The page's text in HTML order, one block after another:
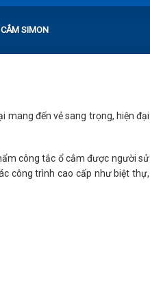
SIMON
mang đến vẻ sang trọng, hiện đại
công tắc ổ cắm được người sử
công trình cao cấp như biệt thự,